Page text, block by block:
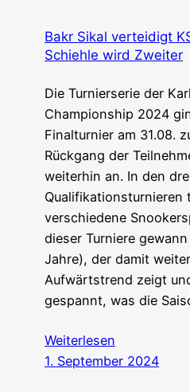
Bakr Sikal verteidigt
Schiehle wird Zweiter
Die Turnierserie der
Championship 2024
Finalturnier am 31.08.
Rückgang der
weiterhin an. In den
Qualifikationsturnieren
verschiedene
dieser Turniere
Jahre), der damit
Aufwärtstrend zeigt
gespannt, was die
Weiterlesen
1. September 2024